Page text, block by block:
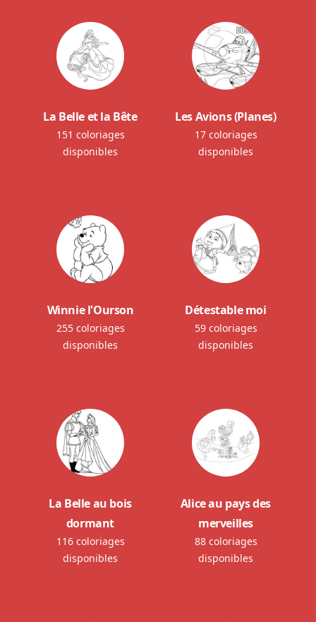
La Belle et la Bête
151 coloriages
disponibles
Les Avions (Planes)
17 coloriages
disponibles
Winnie l'Ourson
255 coloriages
disponibles
Détestable moi
59 coloriages
disponibles
La Belle au bois
dormant
116 coloriages
disponibles
Alice au pays des
merveilles
88 coloriages
disponibles